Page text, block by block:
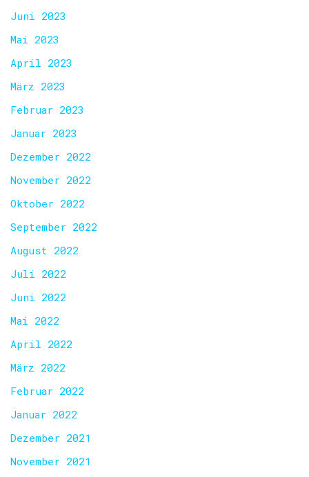
Juni 2023
Mai 2023
April 2023
März 2023
Februar 2023
Januar 2023
Dezember 2022
November 2022
Oktober 2022
September 2022
August 2022
Juli 2022
Juni 2022
Mai 2022
April 2022
März 2022
Februar 2022
Januar 2022
Dezember 2021
November 2021